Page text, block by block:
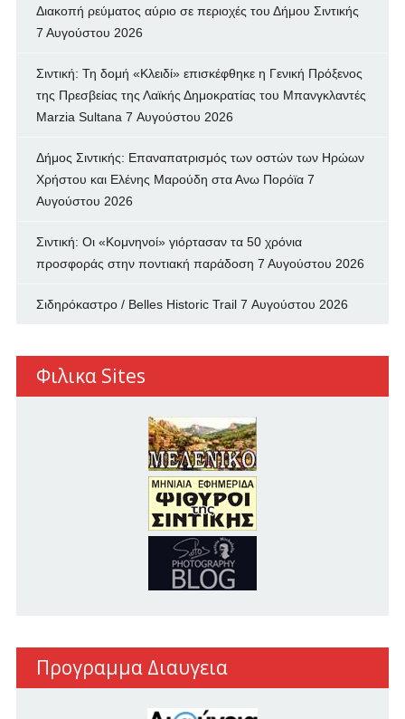
Διακοπή ρεύματος αύριο σε περιοχές του Δήμου Σιντικής
7 Αυγούστου 2026
Σιντική: Τη δομή «Κλειδί» επισκέφθηκε η Γενική Πρόξενος
της Πρεσβείας της Λαϊκής Δημοκρατίας του Μπανγκλαντές
Marzia Sultana 7 Αυγούστου 2026
Δήμος Σιντικής: Επαναπατρισμός των oστών των Ηρώων
Χρήστου και Ελένης Μαρούδη στα Ανω Πορόϊα 7
Αυγούστου 2026
Σιντική: Οι «Κομνηνοί» γιόρτασαν τα 50 χρόνια
προσφοράς στην ποντιακή παράδοση 7 Αυγούστου 2026
Σιδηρόκαστρο / Belles Historic Trail 7 Αυγούστου 2026
Φιλικα Sites
Προγραμμα Διαυγεια